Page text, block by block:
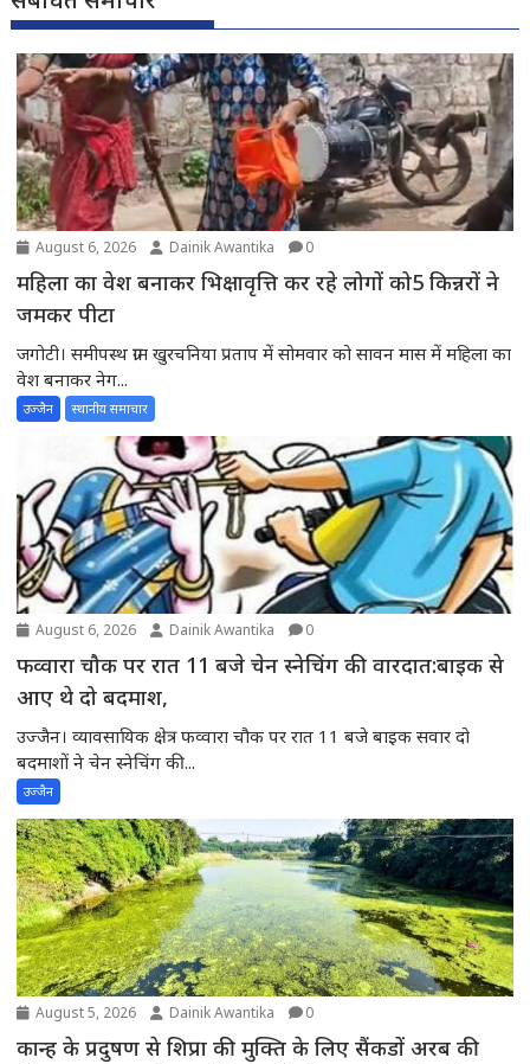
August 6, 2026 Dainik Awantika 0
महिला का वेश बनाकर भिक्षावृत्ति कर रहे लोगों को5 किन्नरों ने
जमकर पीटा
जगोटी। समीपस्थ ग्राम खुरचनिया प्रताप में सोमवार को सावन मास में महिला का
वेश बनाकर नेग...
उज्जैन स्थानीय समाचार
August 6, 2026 Dainik Awantika 0
फव्वारा चौक पर रात 11 बजे चेन स्नेचिंग की वारदात:बाइक से
आए थे दो बदमाश,
उज्जैन। व्यावसायिक क्षेत्र फव्वारा चौक पर रात 11 बजे बाइक सवार दो
बदमाशों ने चेन स्नेचिंग की...
उज्जैन
August 5, 2026 Dainik Awantika 0
कान्ह के प्रदुषण से शिप्रा की मुक्ति के लिए सैंकडों अरब की